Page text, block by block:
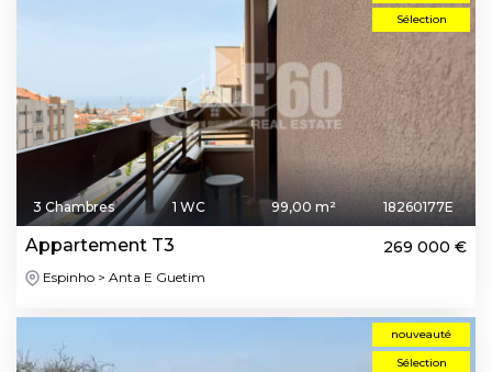
Sélection
3 Chambres 1 WC 99,00 m² 18260177E
Appartement T3 269 000 €
Espinho > Anta E Guetim
nouveauté
Sélection